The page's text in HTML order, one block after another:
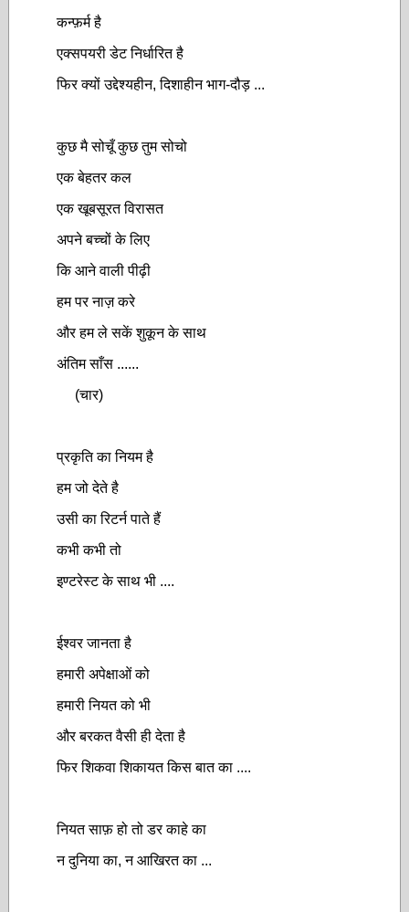
कन्फ़र्म है
एक्सपयरी डेट निर्धारित है
फिर क्यों उद्देश्यहीन, दिशाहीन भाग-दौड़ ...
कुछ मै सोचूँ कुछ तुम सोचो
एक बेहतर कल
एक खूबसूरत विरासत
अपने बच्चों के लिए
कि आने वाली पीढ़ी
हम पर नाज़ करे
और हम ले सकें शुकून के साथ
अंतिम साँस ......
(चार)
प्रकृति का नियम है
हम जो देते है
उसी का रिटर्न पाते हैं
कभी कभी तो
इण्टरेस्ट के साथ भी ....
ईश्वर जानता है
हमारी अपेक्षाओं को
हमारी नियत को भी
और बरकत वैसी ही देता है
फिर शिकवा शिकायत किस बात का ....
नियत साफ़ हो तो डर काहे का
न दुनिया का, न आखिरत का ...